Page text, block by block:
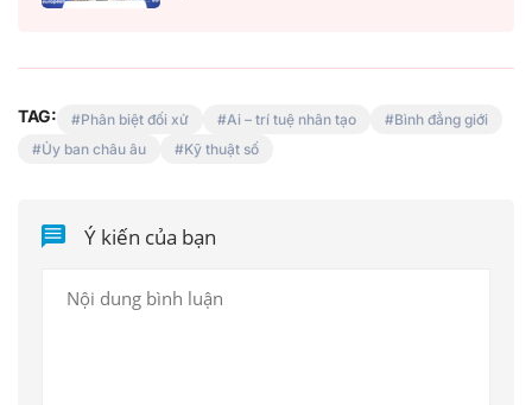
TAG: Phân biệt đối xử Ai – trí tuệ nhân tạo
Bình đẳng giới
Ủy ban châu âu
Kỹ thuật số
Ý kiến của bạn